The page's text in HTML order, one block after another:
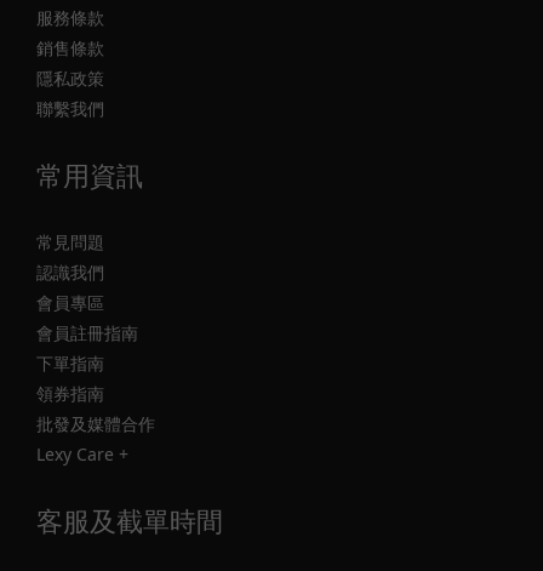
服務條款
銷售條款
隱私政策
聯繫我們
常用資訊
常見問題
認識我們
會員專區
會員註冊指南
下單指南
領券指南
批發及媒體合作
Lexy Care +
客服及截單時間